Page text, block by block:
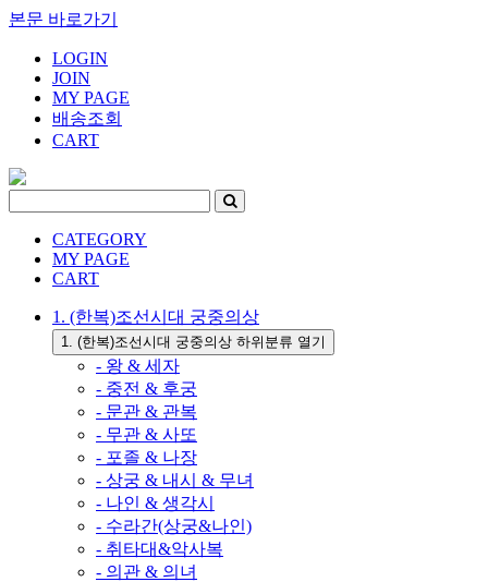
본문 바로가기
LOGIN
JOIN
MY PAGE
배송조회
CART
CATEGORY
MY PAGE
CART
1. (한복)조선시대 궁중의상
1. (한복)조선시대 궁중의상 하위분류 열기
- 왕 & 세자
- 중전 & 후궁
- 문관 & 관복
- 무관 & 사또
- 포졸 & 나장
- 상궁 & 내시 & 무녀
- 나인 & 생각시
- 수라간(상궁&나인)
- 취타대&악사복
- 의관 & 의녀